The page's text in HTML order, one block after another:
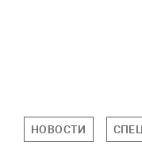
НОВОСТИ